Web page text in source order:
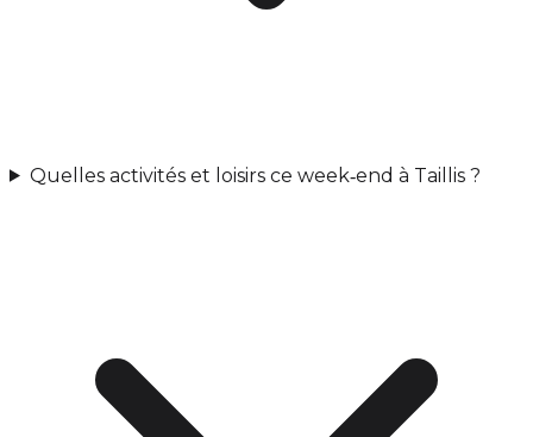
Quelles activités et loisirs ce week‑end à Taillis ?